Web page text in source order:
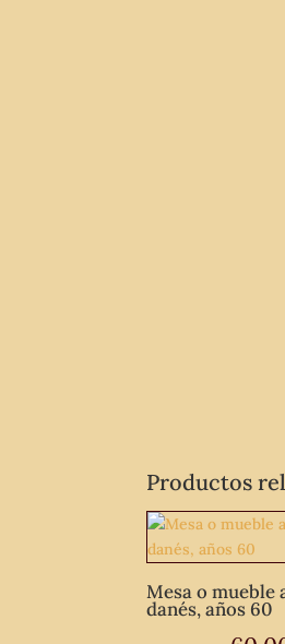
Productos
Mesa o
danés, años 60